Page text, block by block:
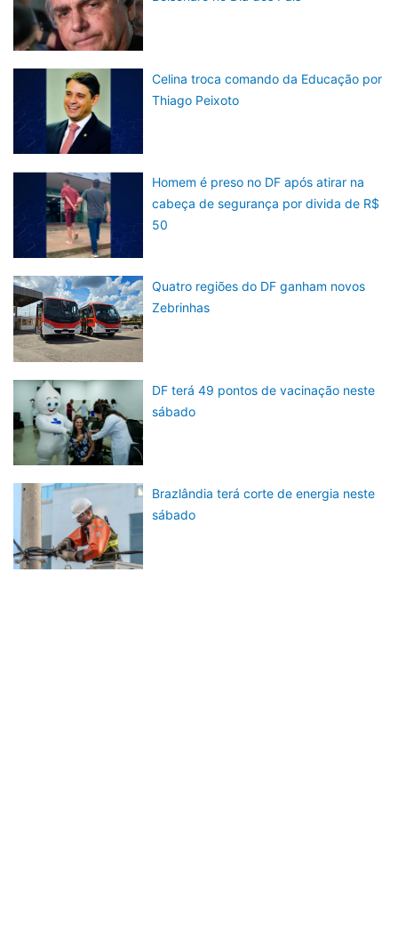
Celina troca comando da Educação por
Thiago Peixoto
Homem é preso no DF após atirar na
cabeça de segurança por divida de R$
50
Quatro regiões do DF ganham novos
Zebrinhas
DF terá 49 pontos de vacinação neste
sábado
Brazlândia terá corte de energia neste
sábado